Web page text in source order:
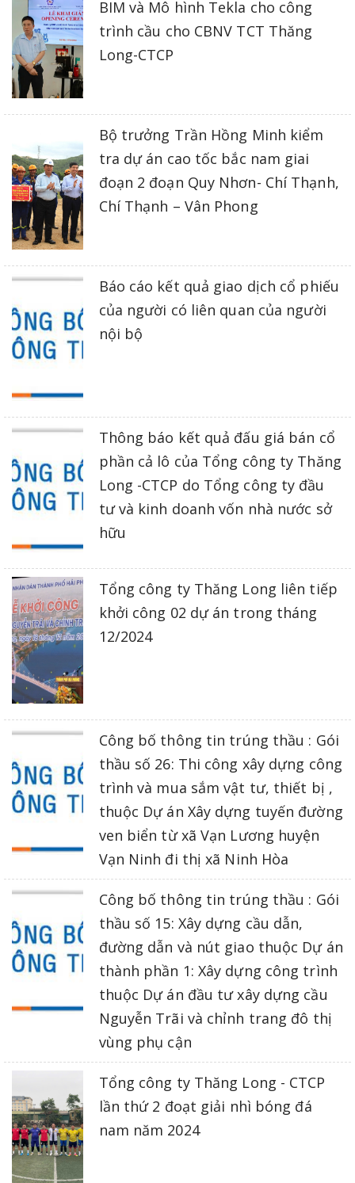
BIM và Mô hình Tekla cho công
trình cầu cho CBNV TCT Thăng
Long-CTCP
Bộ trưởng Trần Hồng Minh kiểm
tra dự án cao tốc bắc nam giai
đoạn 2 đoạn Quy Nhơn- Chí Thạnh,
Chí Thạnh – Vân Phong
Báo cáo kết quả giao dịch cổ phiếu
của người có liên quan của người
nội bộ
Thông báo kết quả đấu giá bán cổ
phần cả lô của Tổng công ty Thăng
Long -CTCP do Tổng công ty đầu
tư và kinh doanh vốn nhà nước sở
hữu
Tổng công ty Thăng Long liên tiếp
khởi công 02 dự án trong tháng
12/2024
Công bố thông tin trúng thầu : Gói
thầu số 26: Thi công xây dựng công
trình và mua sắm vật tư, thiết bị ,
thuộc Dự án Xây dựng tuyến đường
ven biển từ xã Vạn Lương huyện
Vạn Ninh đi thị xã Ninh Hòa
Công bố thông tin trúng thầu : Gói
thầu số 15: Xây dựng cầu dẫn,
đường dẫn và nút giao thuộc Dự án
thành phần 1: Xây dựng công trình
thuộc Dự án đầu tư xây dựng cầu
Nguyễn Trãi và chỉnh trang đô thị
vùng phụ cận
Tổng công ty Thăng Long - CTCP
lần thứ 2 đoạt giải nhì bóng đá
nam năm 2024